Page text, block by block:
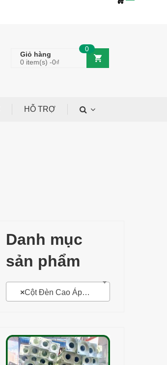
Giỏ hàng
0 item(s) -0₫
0
HỖ TRỢ
Danh mục
sản phẩm
×Cột Đèn Cao Áp 6m, 8m, 10m